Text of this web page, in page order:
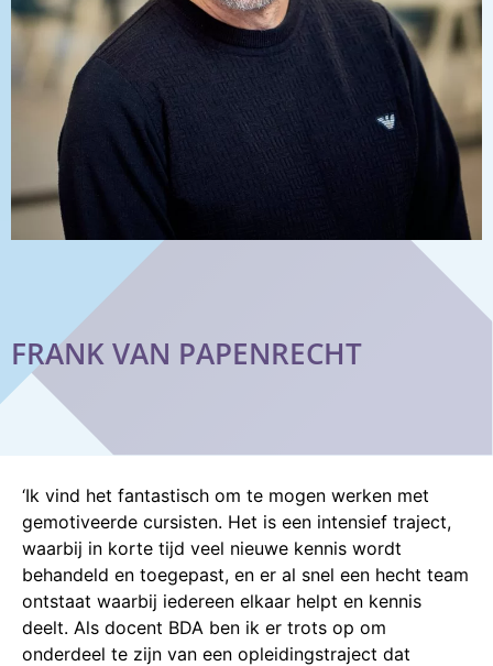
FRANK VAN PAPENRECHT
‘Ik vind het fantastisch om te mogen werken met
gemotiveerde cursisten. Het is een intensief traject,
waarbij in korte tijd veel nieuwe kennis wordt
behandeld en toegepast, en er al snel een hecht team
ontstaat waarbij iedereen elkaar helpt en kennis
deelt. Als docent BDA ben ik er trots op om
onderdeel te zijn van een opleidingstraject dat